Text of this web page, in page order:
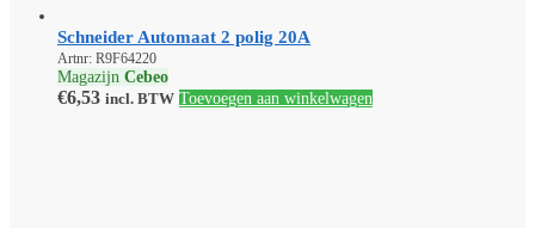
Schneider Automaat 2 polig 20A
Artnr: R9F64220
Magazijn Cebeo
€6,53 incl. BTW Toevoegen aan winkelwagen